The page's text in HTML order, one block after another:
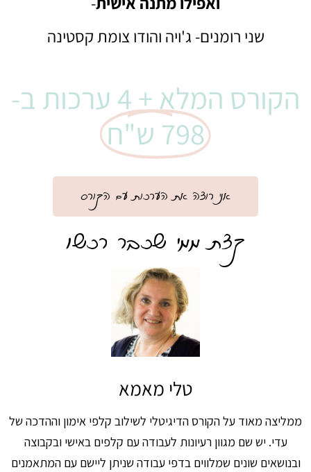
שני רומנים- ג'ויה והודו צומת קסטינה
הקורס המלא + 4 ערכות ב-
798 ש"ח
אני רוצה את הערכות עם הקורס
קצת ממי שכבר רכשו
טלי מאמא
ממליצה מאוד על הקורס הדיגיטלי לשילוב קלפי אימון וההדכה של
עדי. יש שם מגוון רעיונות לעבודה עם קלפים באישי ובקבוצה
ובנושאים שונים שמלווים בדפי עבודה שניתן ליישם עם המתאמנים